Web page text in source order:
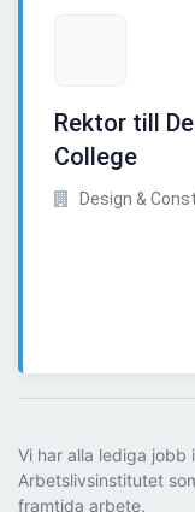
Rektor till
College
Design &
Vi har alla lediga jobb
Arbetslivsinstitutet
framtida arbete.